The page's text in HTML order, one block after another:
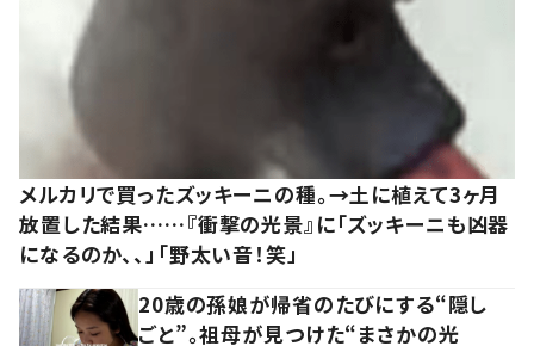
メルカリで買ったズッキーニの種。→土に植えて3ヶ月
放置した結果……『衝撃の光景』に「ズッキーニも凶器
になるのか、、」「野太い音！笑」
20歳の孫娘が帰省のたびにする“隠し
ごと”。祖母が見つけた“まさかの光